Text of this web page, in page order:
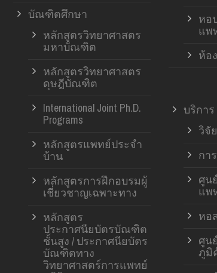
บัณฑิตศึกษา
หลักสูตรวิทยาศาสตร
มหาบัณฑิต
หลักสูตรวิทยาศาสตร
ดุษฎีบัณฑิต
International Joint Ph.D.
Programs
หลักสูตรแพทย์ประจำ
บ้าน
หลักสูตรการฝึกอบรมผู้
เชี่ยวชาญเฉพาะทาง
หลักสูตร
ประกาศนียบัตรบัณฑิต
ชั้นสูง / ประกาศนียบัตร
บัณฑิตทาง
วิทยาศาสตร์การแพทย์
หอ
แพ
ห้อ
บริการ
วิจัย
กา
ศูน
แพ
หอ
ศูน
ภูมิ